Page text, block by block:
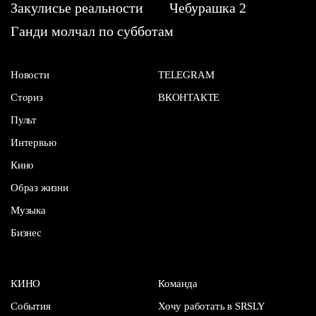
Закулисье реальности
Чебурашка 2
Ганди молчал по субботам
Новости
Сториз
Пульт
Интервью
Кино
Образ жизни
Музыка
Бизнес
TELEGRAM
ВКОНТАКТЕ
КИНО
События
Команда
Хочу работать в SRSLY